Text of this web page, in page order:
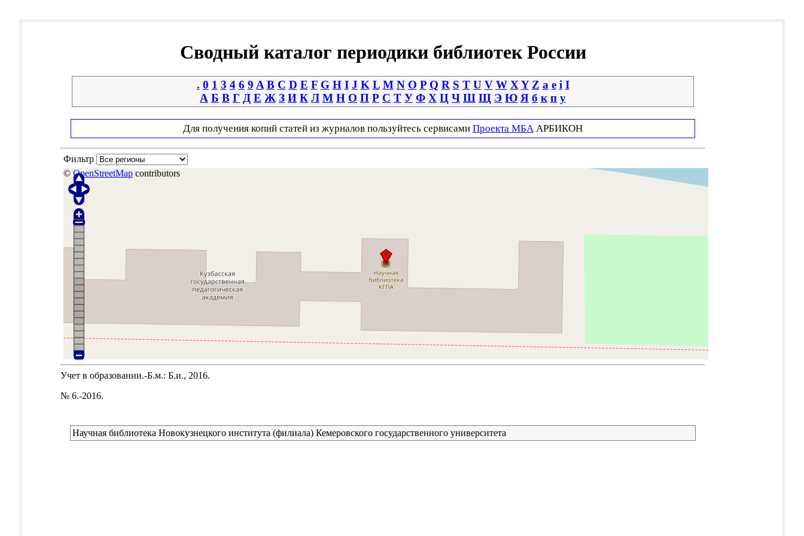
Сводный каталог периодики библиотек России
. 0 1 3 4 6 9 A B C D E F G H I J K L M N O P Q R S T U V W X Y Z a e i І
А Б В Г Д Е Ж З И К Л М Н О П Р С Т У Ф Х Ц Ч Ш Щ Э Ю Я б к п у
Для получения копий статей из журналов пользуйтесь сервисами Проекта МБА АРБИКОН
Фильтр
© OpenStreetMap contributors
Учет в образовании.-Б.м.: Б.и., 2016.
№ 6.-2016.
Научная библиотека Новокузнецкого института (филиала) Кемеровского государственного университета